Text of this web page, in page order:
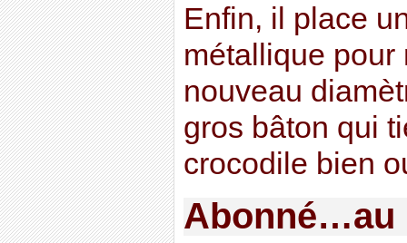
Enfin, il place
métallique pour
nouveau
gros bâton qui
crocodile bien
Abonné…au